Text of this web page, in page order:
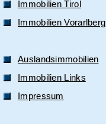
Immobilien Tirol
Immobilien Vorarlberg
Auslandsimmobilien
Immobilien Links
Impressum